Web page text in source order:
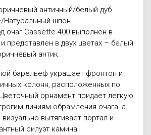
античный/белый дуб
Натуральный шпон
очаг Cassette 400 выполнен в
представлен в двух цветах – белый
антик.
барельеф украшает фронтон и
колонн, расположенных по
орнамент придает легкую
линиям обрамления очага, а
вытягивает портал и
силуэт камина.